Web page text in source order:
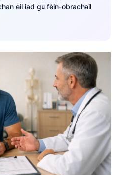
eil iad gu fèin-obrachail